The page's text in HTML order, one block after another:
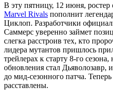
В эту пятницу, 12 июня, ростер
Marvel Rivals пополнит
Циклоп. Разработчики
Саммерс уверенно займет
слегка расстроив тех, кто
лидера мутантов пришлось
трейлерах к старту 8-го
обновления стал Дьяволозавр,
до мид-сезонного патча.
расставлены.